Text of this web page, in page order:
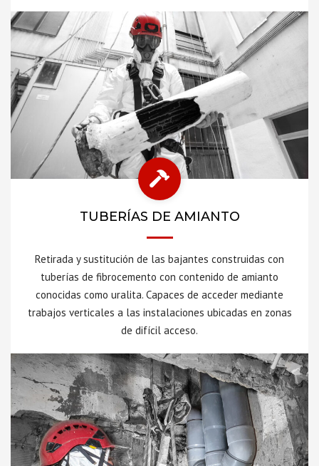
TUBERÍAS DE AMIANTO
Retirada y sustitución de las bajantes construidas con
tuberías de fibrocemento con contenido de amianto
conocidas como uralita. Capaces de acceder mediante
trabajos verticales a las instalaciones ubicadas en zonas
de difícil acceso.